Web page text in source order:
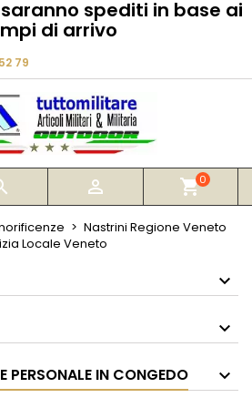
spediti in base ai
di arrivo
79
 shopping_cart0
Nastrini Regione Veneto
Locale Veneto
PERSONALE IN CONGEDO
desideri
Crea lista dei desideri
l'accesso per salvare dei
dei desideri.
Annulla